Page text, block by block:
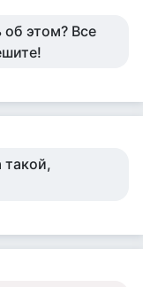
об этом? Все
такой,